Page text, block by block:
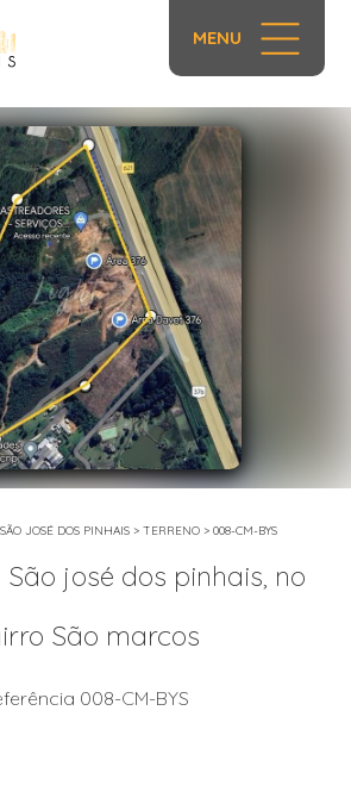
MENU
SÃO JOSÉ DOS PINHAIS > TERRENO > 008-CM-BYS
São josé dos pinhais, no
São marcos
008-CM-BYS